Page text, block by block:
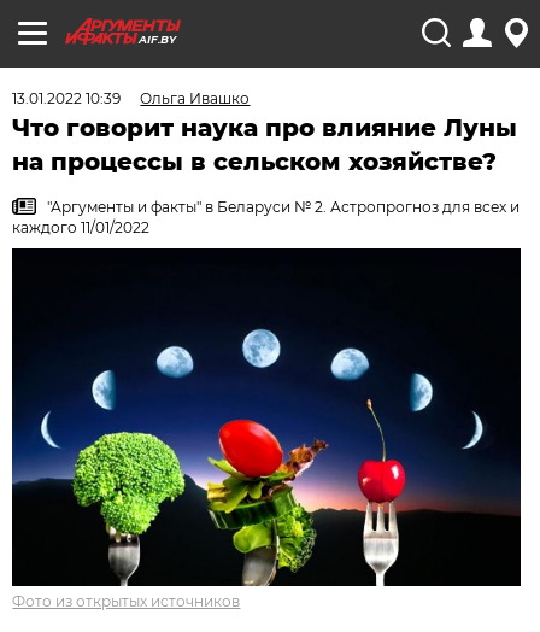
AIF.BY
13.01.2022 10:39 Ольга Ивашко
Что говорит наука про влияние Луны
на процессы в сельском хозяйстве?
"Аргументы и факты" в Беларуси № 2. Астропрогноз для всех и
каждого 11/01/2022
Фото из открытых источников